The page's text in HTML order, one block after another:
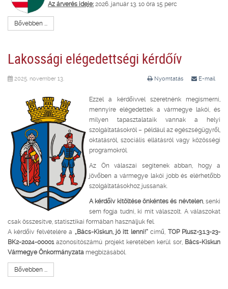
Az árverés ideje: 2026. január 13. 10 óra 15 perc
Bővebben ...
Lakossági elégedettségi kérdőív
Nyomtatás E-mail
2025. november 13.
Ezzel a kérdőívvel szeretnénk megismerni,
mennyire elégedettek a vármegye lakói, és
milyen tapasztalataik vannak a helyi
szolgáltatásokról – például az egészségügyről,
oktatásról, szociális ellátásról vagy közösségi
programokról.
Az Ön válaszai segítenek abban, hogy a
jövőben a vármegye lakói jobb és elérhetőbb
szolgáltatásokhoz jussanak.
A kérdőív kitöltése önkéntes és névtelen, senki
sem fogja tudni, ki mit válaszolt. A válaszokat
csak összesítve, statisztikai formában használjuk fel.
A kérdőív felvételére a „Bács-Kiskun, jó itt lenni!”című, TOP Plusz-3.1.3-23-
BK2-2024-00001azonosítószámú projekt keretében kerül sor, Bács-Kiskun
Vármegye Önkormányzata megbízásából.
Bővebben ...